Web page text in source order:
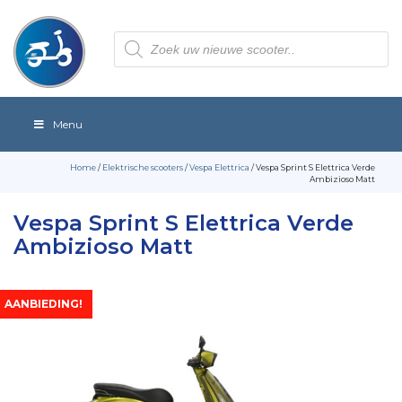
Producten
zoeken
Menu
Home/Elektrische scooters/Vespa Elettrica / Vespa Sprint S Elettrica Verde
Ambizioso Matt
Vespa Sprint S Elettrica Verde
Ambizioso Matt
AANBIEDING!